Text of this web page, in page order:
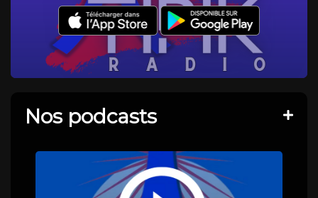
Nos podcasts